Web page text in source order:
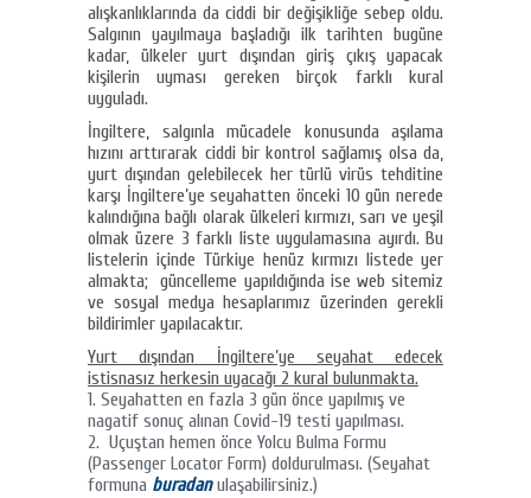
alışkanlıklarında da ciddi bir değişikliğe sebep oldu.
Salgının yayılmaya başladığı ilk tarihten bugüne
kadar, ülkeler yurt dışından giriş çıkış yapacak
kişilerin uyması gereken birçok farklı kural
uyguladı.
İngiltere, salgınla mücadele konusunda aşılama
hızını arttırarak ciddi bir kontrol sağlamış olsa da,
yurt dışından gelebilecek her türlü virüs tehditine
karşı İngiltere’ye seyahatten önceki 10 gün nerede
kalındığına bağlı olarak ülkeleri kırmızı, sarı ve yeşil
olmak üzere 3 farklı liste uygulamasına ayırdı. Bu
listelerin içinde Türkiye henüz kırmızı listede yer
almakta; güncelleme yapıldığında ise web sitemiz
ve sosyal medya hesaplarımız üzerinden gerekli
bildirimler yapılacaktır.
Yurt dışından İngiltere’ye seyahat edecek
istisnasız herkesin uyacağı 2 kural bulunmakta.
Seyahatten en fazla 3 gün önce yapılmış ve
nagatif sonuç alınan Covid-19 testi yapılması.
Uçuştan hemen önce Yolcu Bulma Formu
(Passenger Locator Form) doldurulması. (Seyahat
formuna buradanulaşabilirsiniz.)